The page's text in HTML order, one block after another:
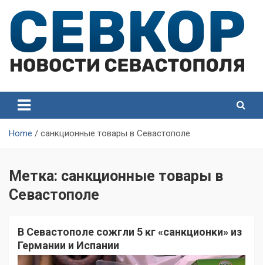
content
Севастополя
Севастополя
Home санкционные товары в Севастополе
Метка: санкционные товары в
Севастополе
В Севастополе сожгли 5 кг «санкционки» из
Германии и Испании